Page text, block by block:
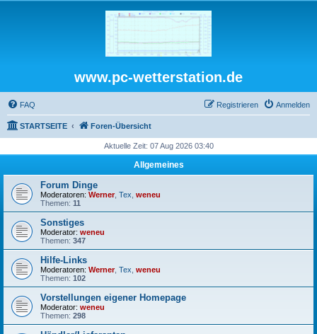
www.pc-wetterstation.de
FAQ Anmelden
Registrieren
STARTSEITE Foren-Übersicht
Aktuelle Zeit: 07 Aug 2026 03:40
Allgemeines
Forum Dinge
Moderatoren: Werner, Tex weneu
Themen: 11
Sonstiges
Moderator: weneu
Themen: 347
Hilfe-Links
Moderatoren: Werner, Tex weneu
Themen: 102
Vorstellungen eigener Homepage
Moderator: weneu
Themen: 298